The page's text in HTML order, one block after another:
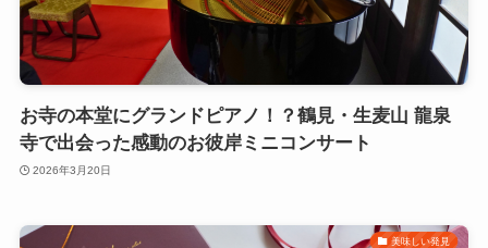
お寺の本堂にグランドピアノ！？鶴見・生麦山 龍泉
寺で出会った感動のお彼岸ミニコンサート
2026年3月20日
美味しい発見